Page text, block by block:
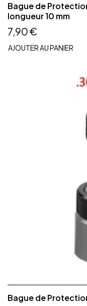
Bague de
longueur 10 mm
7,90 €
AJOUTER AU PANIER
Bague de